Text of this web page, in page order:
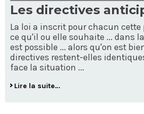
Les directives
La loi a inscrit pour chacun
ce qu'il ou elle souhaite ... dans
est possible ... alors qu'on est
directives restent-elles
face la situation ...
Lire la suite…